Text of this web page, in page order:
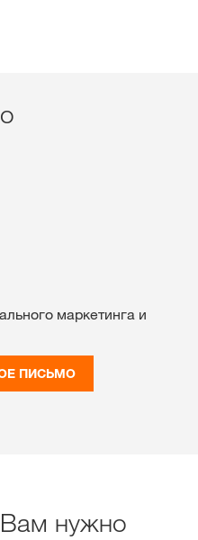
маркетинга и
ПИСЬМО
Вам нужно